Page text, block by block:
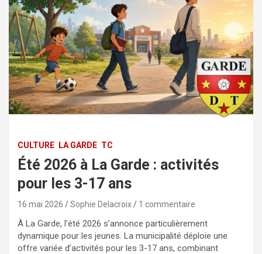
CULTURE LA GARDE TC
Été 2026 à La Garde : activités
pour les 3-17 ans
16 mai 2026 Sophie Delacroix 1 commentaire
À La Garde, l’été 2026 s’annonce particulièrement
dynamique pour les jeunes. La municipalité déploie une
offre variée d’activités pour les 3-17 ans, combinant